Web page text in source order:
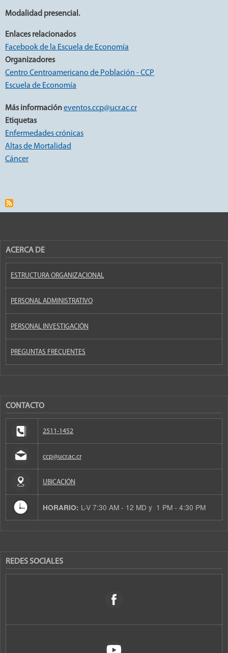
Modalidad presencial.
Enlaces relacionados
Facebook de la Escuela de Economía
Organizadores
Centro Centroamericano de Población - CCP
Escuela de Economía
Más informacióneventos.ccp@ucr.ac.cr
Etiquetas
Enfermedades crónicas
Altas de Mortalidad
Cáncer
ACERCA DE
ESTRUCTURA ORGANIZACIONAL
PERSONAL ADMINISTRATIVO
PERSONAL INVESTIGACIÓN
PREGUNTAS FRECUENTES
CONTACTO
2511-1452
ccp@ucr.ac.cr
UBICACIÓN
HORARIO: L-V 7:30 AM - 12 MD y 1 PM - 4:30 PM
REDES SOCIALES